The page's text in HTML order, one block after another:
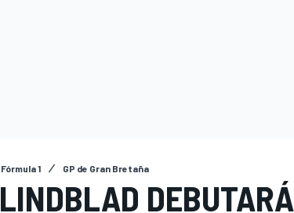
Fórmula 1 GP de Gran Bretaña
LINDBLAD